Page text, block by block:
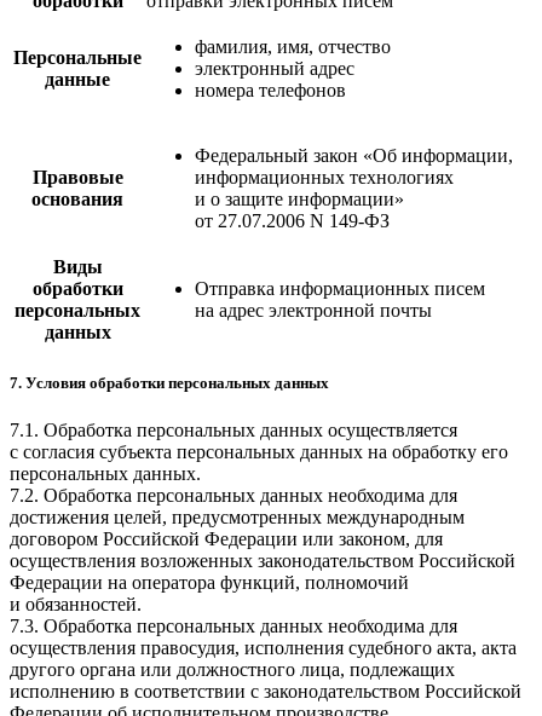
Персональные
данные
фамилия, имя, отчество
электронный адрес
номера телефонов
Правовые
основания
Федеральный закон «Об информации,
информационных технологиях
и о защите информации»
от 27.07.2006 N 149-ФЗ
Виды
обработки
персональных
данных
Отправка информационных писем
на адрес электронной почты
7. Условия обработки персональных данных
7.1. Обработка персональных данных осуществляется
с согласия субъекта персональных данных на обработку его
персональных данных.
7.2. Обработка персональных данных необходима для
достижения целей, предусмотренных международным
договором Российской Федерации или законом, для
осуществления возложенных законодательством Российской
Федерации на оператора функций, полномочий
и обязанностей.
7.3. Обработка персональных данных необходима для
осуществления правосудия, исполнения судебного акта, акта
другого органа или должностного лица, подлежащих
исполнению в соответствии с законодательством Российской